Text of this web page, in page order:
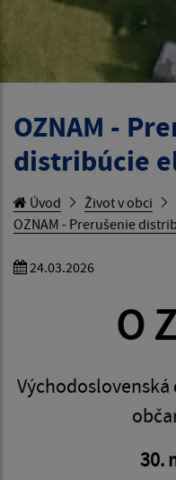
OZNAM -
distribúcie
Úvod Život v obci
OZNAM - Prerušenie
24.03.2026
O
30.